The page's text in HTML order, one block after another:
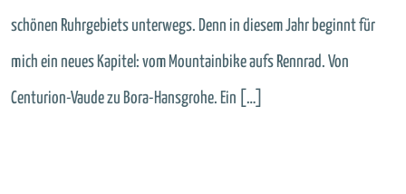
schönen Ruhrgebiets unterwegs. Denn in diesem Jahr beginnt für
mich ein neues Kapitel: vom Mountainbike aufs Rennrad. Von
Centurion-Vaude zu Bora-Hansgrohe. Ein […]